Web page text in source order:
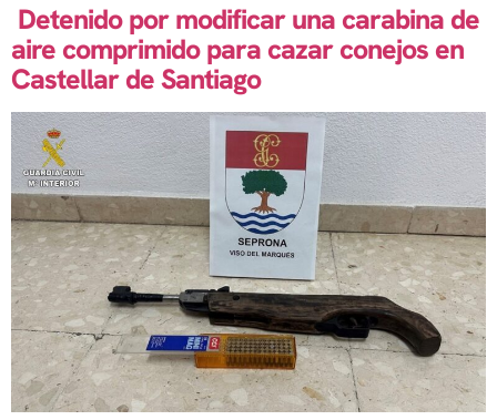
Detenido por modificar una carabina de
aire comprimido para cazar conejos en
Castellar de Santiago